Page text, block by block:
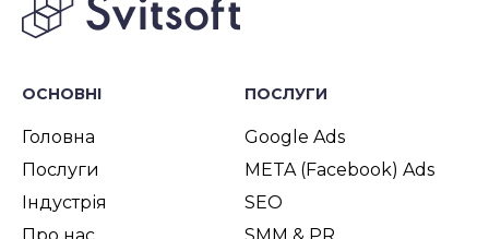
ОСНОВНІ
Головна
Послуги
Індустрія
ПОСЛУГИ
Google Ads
META (Facebook) Ads
SEO